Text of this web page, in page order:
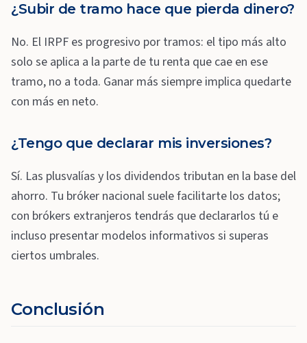
¿Subir de tramo hace que pierda dinero?
No. El IRPF es progresivo por tramos: el tipo más alto
solo se aplica a la parte de tu renta que cae en ese
tramo, no a toda. Ganar más siempre implica quedarte
con más en neto.
¿Tengo que declarar mis inversiones?
Sí. Las plusvalías y los dividendos tributan en la base del
ahorro. Tu bróker nacional suele facilitarte los datos;
con brókers extranjeros tendrás que declararlos tú e
incluso presentar modelos informativos si superas
ciertos umbrales.
Conclusión